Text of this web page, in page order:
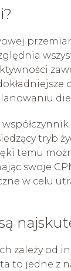
tryb
temu
swoje
w celu
zależy od
to jedne z